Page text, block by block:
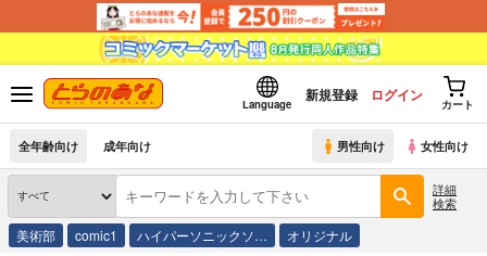
Language
新規登録 ログイン
カート
全年齢向け 成年向け 男性向け 女性向け
詳細
検索
美術部 comic1 ハイパーソニックソ… オリジナル